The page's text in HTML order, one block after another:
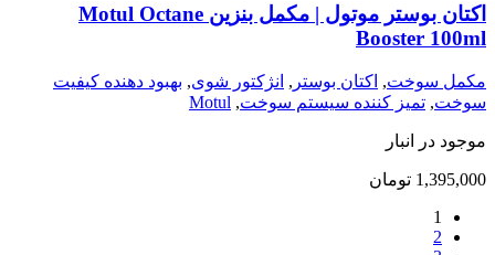
اکتان بوستر موتول | مکمل بنزین Motul Octane
Booster 100ml
مکمل سوخت, اکتان بوستر , انژکتور شوی, بهبود دهنده کیفیت
سوخت, تمیز کننده سیستم سوخت,
Motul
موجود در انبار
1,395,000 تومان
1
2